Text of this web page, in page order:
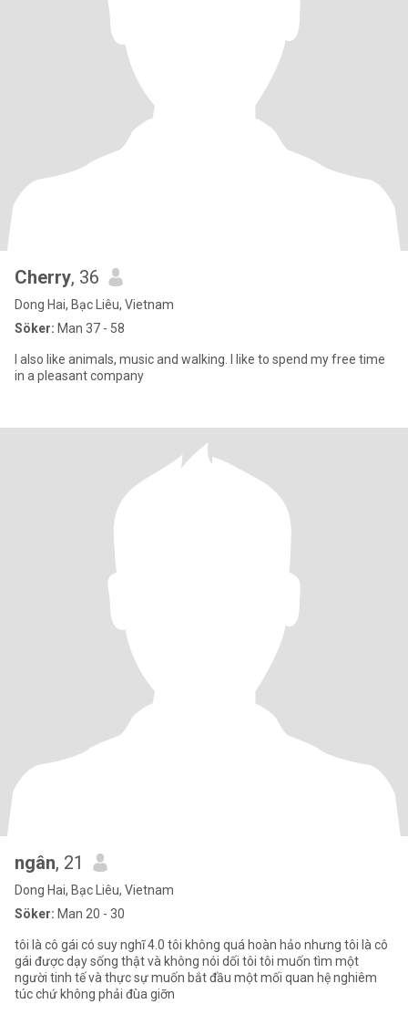
Cherry, 36
Dong Hai, Bạc Liêu, Vietnam
Söker: Man 37 - 58
I also like animals, music and walking. I like to spend my free time
in a pleasant company
ngân, 21
Dong Hai, Bạc Liêu, Vietnam
Söker: Man 20 - 30
tôi là cô gái có suy nghĩ 4.0 tôi không quá hoàn hảo nhưng tôi là cô
gái được dạy sống thật và không nói dối tôi tôi muốn tìm một
người tinh tế và thực sự muốn bắt đầu một mối quan hệ nghiêm
túc chứ không phải đùa giỡn